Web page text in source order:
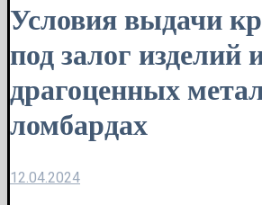
Условия выдачи
под залог изделий
драгоценных
ломбардах
12.04.2024